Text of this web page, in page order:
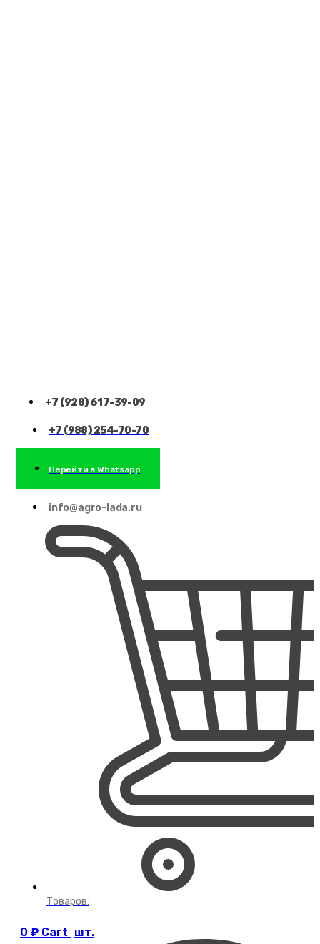
+7 (928) 617-39-09
+7 (988) 254-70-70
Перейти в Whatsapp
info@agro-lada.ru
Товаров:
0 ₽ Cart